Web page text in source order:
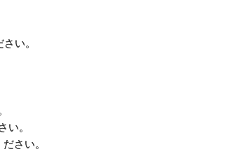
い。
い。
さい。